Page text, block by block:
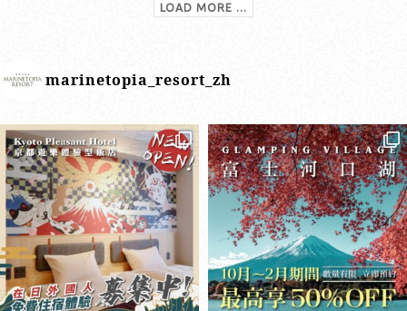
LOAD MORE ...
marinetopia_resort_zh